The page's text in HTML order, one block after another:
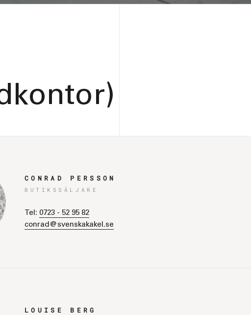
CONRAD PERSSON
BUTIKSSÄLJARE
Tel: 0723 - 52 95 82
conrad@svenskakakel.se
LOUISE BERG